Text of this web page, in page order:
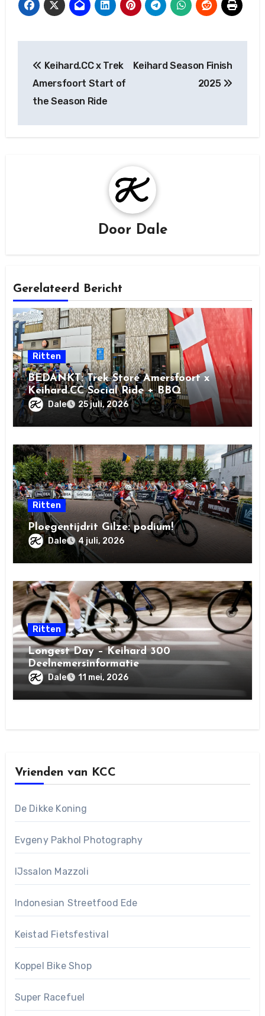
Keihard.CC x Trek
Amersfoort Start of
the Season Ride
Keihard Season Finish
2025
Door Dale
Gerelateerd Bericht
Ritten
BEDANKT: Trek Store Amersfoort x
Keihard.CC Social Ride + BBQ
Dale 25 juli, 2026
Ritten
Ploegentijdrit Gilze: podium!
Dale 4 juli, 2026
Ritten
Longest Day – Keihard 300
Deelnemersinformatie
Dale 11 mei, 2026
Vrienden van KCC
De Dikke Koning
Evgeny Pakhol Photography
IJssalon Mazzoli
Indonesian Streetfood Ede
Keistad Fietsfestival
Koppel Bike Shop
Super Racefuel